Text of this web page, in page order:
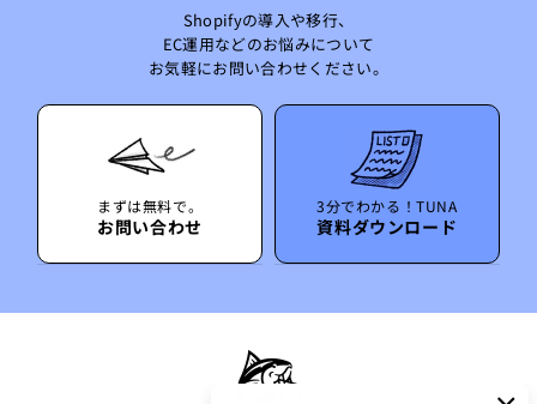
Shopifyの導入や移行、
EC運用などのお悩みについて
お気軽にお問い合わせください。
まずは無料で。
お問い合わせ
3分でわかる！TUNA
資料ダウンロード